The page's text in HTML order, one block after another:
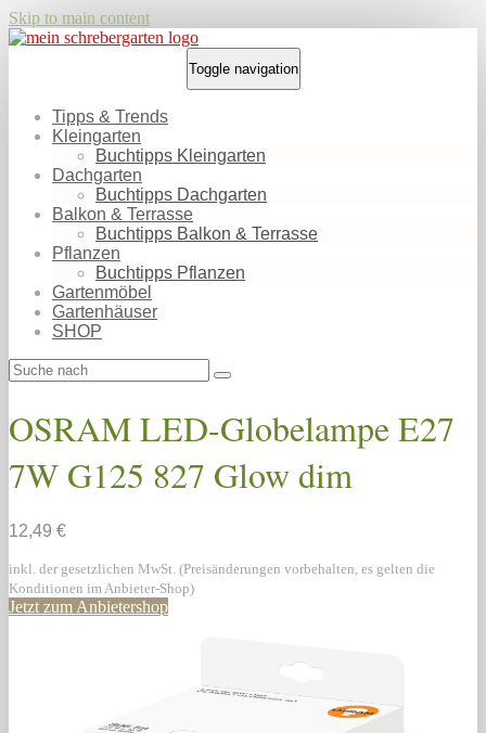
Skip to main content
Toggle navigation
Tipps & Trends
Kleingarten
Buchtipps Kleingarten
Dachgarten
Buchtipps Dachgarten
Balkon & Terrasse
Buchtipps Balkon & Terrasse
Pflanzen
Buchtipps Pflanzen
Gartenmöbel
Gartenhäuser
SHOP
OSRAM LED-Globelampe E27
7W G125 827 Glow dim
12,49 €
inkl. der gesetzlichen MwSt. (Preisänderungen vorbehalten, es gelten die
Konditionen im Anbieter-Shop)
Jetzt zum Anbietershop